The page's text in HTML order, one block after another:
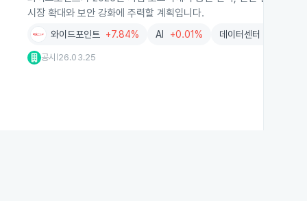
시장 확대와 보안 강화에 주력할 계획입니다.
와이드포인트 +7.84% AI +0.01% 데이터센터
공시 26.03.25